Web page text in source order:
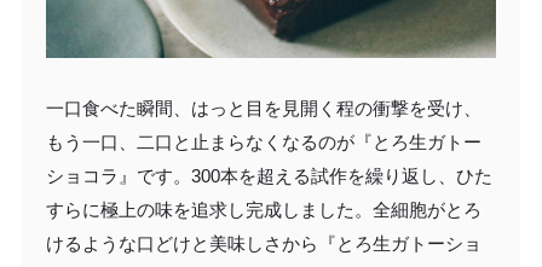
一口食べた瞬間、はっと目を見開く程の衝撃を受け、
もう一口、二口と止まらなくなるのが『とろ生ガトー
ショコラ』です。300本を超える試作を繰り返し、ひた
すらに極上の味を追求し完成しました。全細胞がとろ
けるような口どけと美味しさから『とろ生ガトーショ